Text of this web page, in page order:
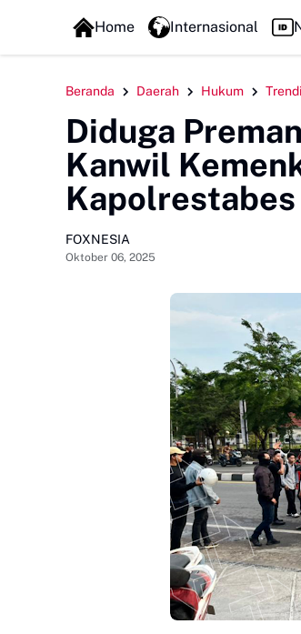
FOXLINE NEWS
Home Internasional
Beranda Daerah Hukum
Diduga
Kanwil
FOXNESIA
Oktober 06, 2025